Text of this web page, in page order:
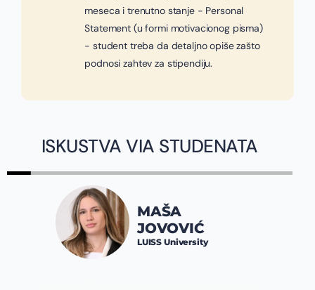
meseca i trenutno stanje - Personal
Statement (u formi motivacionog pisma)
- student treba da detaljno opiše zašto
podnosi zahtev za stipendiju.
ISKUSTVA VIA STUDENATA